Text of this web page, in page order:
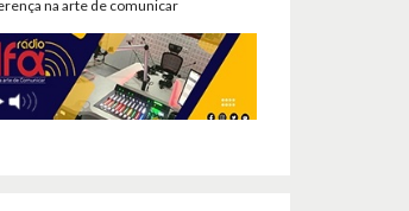
na arte de comunicar